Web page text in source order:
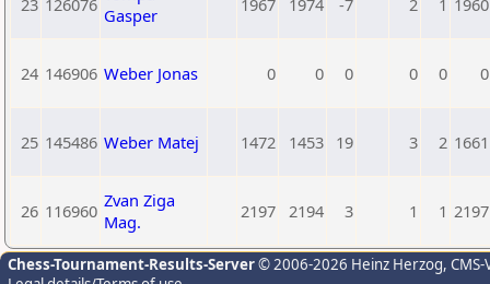
23 126076 Gasper
1967 1974 -7 2 1 1960
24 146906 Weber Jonas 0 0 0 0 0 0
25 145486 Weber Matej 1472 1453 19 3 2 1661
26 116960 Zvan Ziga
Mag.
2197 2194 3 1 1 2197
Chess-Tournament-Results-Server© 2006-2026 Heinz Herzog,